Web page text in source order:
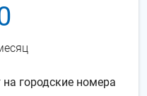
городские номера